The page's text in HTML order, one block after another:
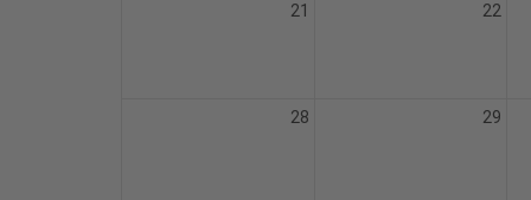
21 22
28 29